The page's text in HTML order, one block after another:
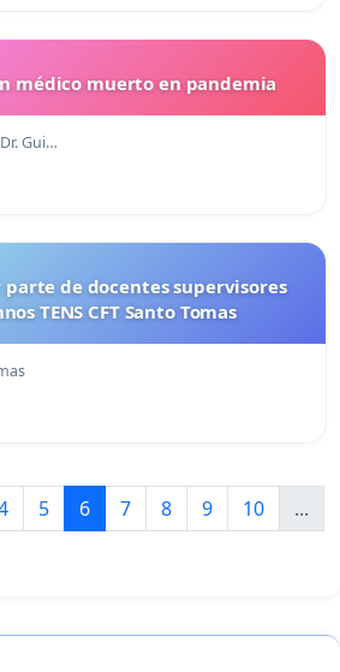
médico muerto en pandemia
Gui…
de docentes supervisores
TENS CFT Santo Tomas
5 6 7 8 9 10
...